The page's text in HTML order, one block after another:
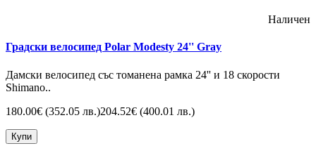
Наличен
Градски велосипед Polar Modesty 24'' Gray
Дамски велосипед със томанена рамка 24'' и 18 скорости
Shimano..
180.00€ (352.05 лв.)204.52€ (400.01 лв.)
Купи